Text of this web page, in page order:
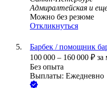
Адмиралтейская и
Можно без резюме
Откликнуться
Барбек / помощник
100 000 – 160 000 ₽ за
Без опыта
Выплаты: Ежедневно